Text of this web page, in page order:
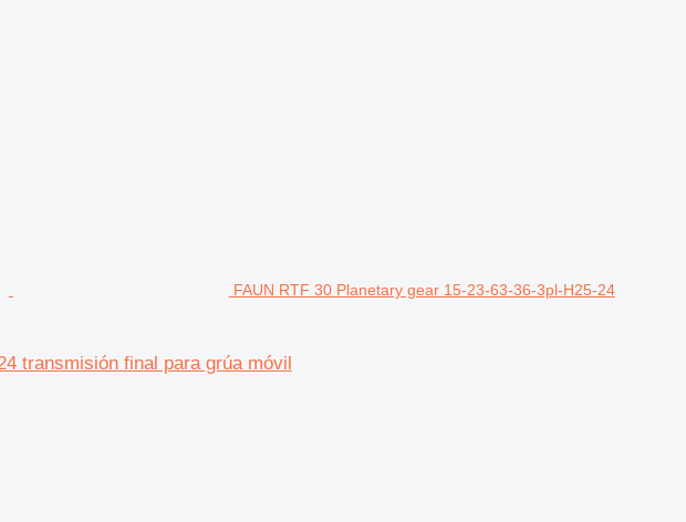
FAUN RTF 30 Planetary gear 15-23-63-36-3pl-H25-24
transmisión final para grúa móvil